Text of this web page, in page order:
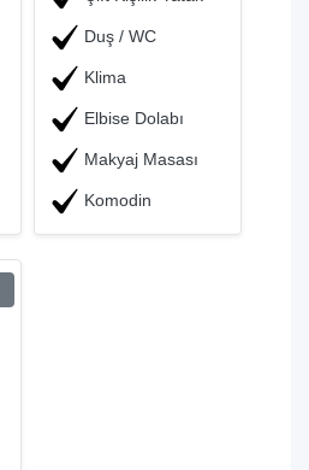
Duş / WC
Klima
Elbise Dolabı
Makyaj Masası
Komodin